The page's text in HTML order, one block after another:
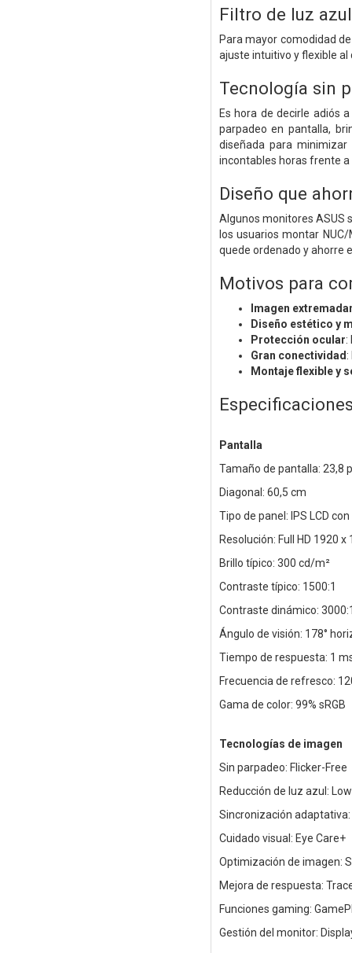
Filtro de luz azul
Para mayor comodidad
ajuste intuitivo y flexible
Tecnología sin
Es hora de decirle adiós
parpadeo en pantalla,
diseñada para
incontables horas frente a
Diseño que
Algunos monitores ASUS
los usuarios montar
quede ordenado y ahorre
Motivos para
Imagen
Diseño estético y
Protección ocular:
Gran conectividad
Montaje flexible y
Pantalla
Tamaño de pantalla: 23,8
Diagonal: 60,5 cm
Tipo de panel: IPS LCD
Resolución: Full HD 1920 x
Brillo típico: 300 cd/m²
Contraste típico: 1500:1
Contraste dinámico:
Ángulo de visión: 178°
Tiempo de respuesta: 1
Frecuencia de refresco:
Gama de color: 99% sRGB
Tecnologías de imagen
Sin parpadeo: Flicker-Free
Reducción de luz azul:
Sincronización
Cuidado visual: Eye Care+
Optimización de imagen:
Mejora de respuesta:
Funciones gaming:
Gestión del monitor: